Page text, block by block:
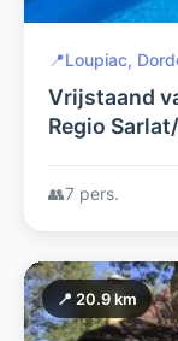
📍Loupiac,
Vrijstaand
Regio
👥7 pers.
📍 20.9 km